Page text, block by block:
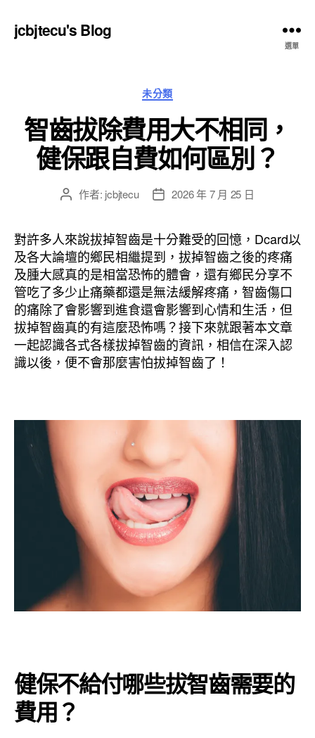
jcbjtecu's Blog
選單
分
類
未分類
智齒拔除費用大不相同，
健保跟自費如何區別？
文
者
作者: jcbjtecu
文
佈
日
期
2026 年 7 月 25 日
對許多人來說拔掉智齒是十分難受的回憶，Dcard以
及各大論壇的鄉民相繼提到，拔掉智齒之後的疼痛
及腫大感真的是相當恐怖的體會，還有鄉民分享不
管吃了多少止痛藥都還是無法緩解疼痛，智齒傷口
的痛除了會影響到進食還會影響到心情和生活，但
拔掉智齒真的有這麼恐怖嗎？接下來就跟著本文章
一起認識各式各樣拔掉智齒的資訊，相信在深入認
識以後，便不會那麼害怕拔掉智齒了！
健保不給付哪些拔智齒需要的
費用？